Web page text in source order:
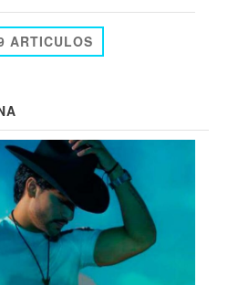
ARTICULOS